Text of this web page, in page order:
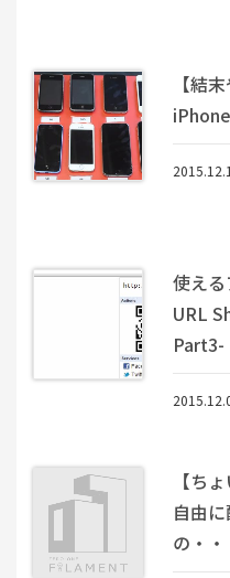
【結
使え
URL
Part3-
【ち
自由
の・・